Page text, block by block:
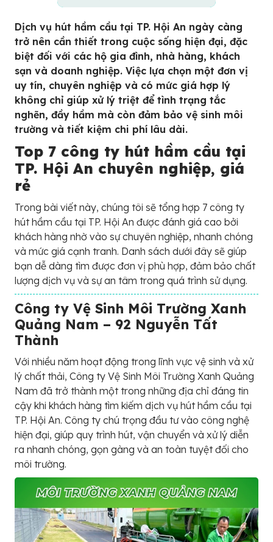
Dịch vụ hút hầm cầu tại TP. Hội An ngày càng
trở nên cần thiết trong cuộc sống hiện đại, đặc
biệt đối với các hộ gia đình, nhà hàng, khách
sạn và doanh nghiệp. Việc lựa chọn một đơn vị
uy tín, chuyên nghiệp và có mức giá hợp lý
không chỉ giúp xử lý triệt để tình trạng tắc
nghẽn, đầy hầm mà còn đảm bảo vệ sinh môi
trường và tiết kiệm chi phí lâu dài.
Top 7 công ty hút hầm cầu tại
TP. Hội An chuyên nghiệp, giá
rẻ
Trong bài viết này, chúng tôi sẽ tổng hợp 7 công ty
hút hầm cầu tại TP. Hội An được đánh giá cao bởi
khách hàng nhờ vào sự chuyên nghiệp, nhanh chóng
và mức giá cạnh tranh. Danh sách dưới đây sẽ giúp
bạn dễ dàng tìm được đơn vị phù hợp, đảm bảo chất
lượng dịch vụ và sự an tâm trong quá trình sử dụng.
Công ty Vệ Sinh Môi Trường Xanh
Quảng Nam – 92 Nguyễn Tất
Thành
Với nhiều năm hoạt động trong lĩnh vực vệ sinh và xử
lý chất thải, Công ty Vệ Sinh Môi Trường Xanh Quảng
Nam đã trở thành một trong những địa chỉ đáng tin
cậy khi khách hàng tìm kiếm dịch vụ hút hầm cầu tại
TP. Hội An. Công ty chú trọng đầu tư vào công nghệ
hiện đại, giúp quy trình hút, vận chuyển và xử lý diễn
ra nhanh chóng, gọn gàng và an toàn tuyệt đối cho
môi trường.